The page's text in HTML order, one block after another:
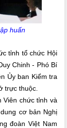
huấn
tỉnh tổ chức Hội
Chinh - Phó Bí
Ủy ban Kiểm tra
trực thuộc.
chức tỉnh và
cơ bản Nghị
đoàn Việt Nam